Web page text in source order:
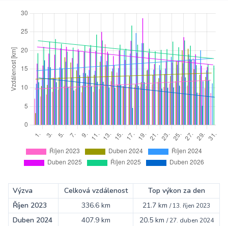
Výzva Celková vzdálenost
Top výkon za den
Říjen 2023
336.6 km 21.7 km /13. říjen 2023
Duben 2024 407.9 km 20.5 km /27. duben 2024